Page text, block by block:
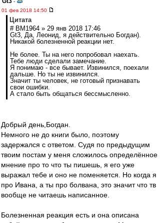
-
01 фев 2018 14:50
Цитата
# BM1964 » 29 янв 2018 17:46
Gt3, Да, Леонид, я действительно Богдан).
Никакой болезненной реакции нет.
Не более. Ты на него попробовал наехать.
Тебе люди сделали замечание.
Я понимаю - все бывает. Извинился, поехали
дальше. Но ты не извинился.
Значит ты человек, не готовый признавать
свои ошибки.
А стало быть общаться бессмысленно.
Добрый день,Богдан.
Немного не до книги было, поэтому
задержался с ответом. Судя по предыдущим
твоим постам у меня сложилось определённое
мнение про то что ты пишешь, я его уже
выражал тебе и оно не поменяется. Но когда я
про Ивана, а ты про болвана, это значит что тв
вообще не читаешь написанное.
Болезненная реакция есть и она описана